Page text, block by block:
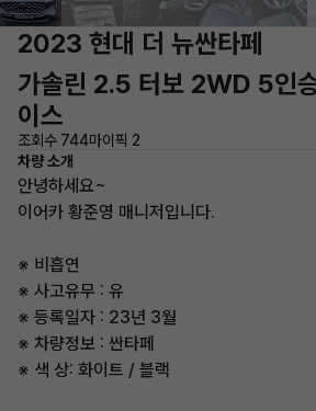
2023 현대 더 뉴싼타페
가솔린 2.5 터보 2WD 5인
이스
조회수 744마이픽 2
차량 소개
안녕하세요~
이어카 황준영 매니저입니다.
※ 비흡연
※ 사고유무 : 유
※ 등록일자 : 23년 3월
※ 차량정보 : 싼타페
※ 색 상: 화이트 / 블랙